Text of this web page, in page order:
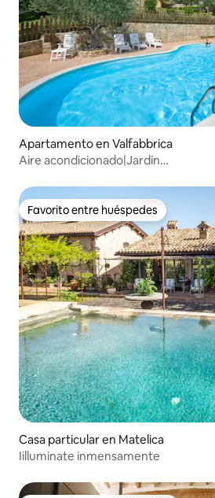
Apartamento en Valfabbrica
Aire acondicionado|Jardín
Favorito entre huéspedes
Favorito entre huéspedes
Casa particular en Matelica
Iilluminate inmensamente